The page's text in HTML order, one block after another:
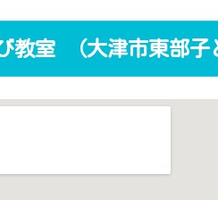
教室 （大津市東部子